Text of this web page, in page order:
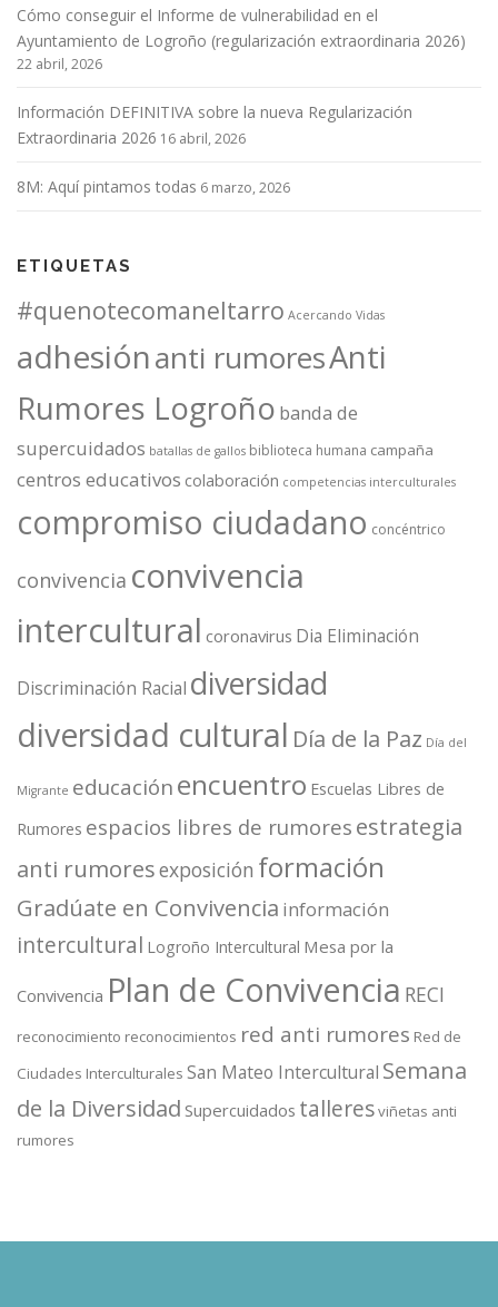
Cómo conseguir el Informe de vulnerabilidad en el
Ayuntamiento de Logroño (regularización extraordinaria 2026)
22 abril, 2026
Información DEFINITIVA sobre la nueva Regularización
Extraordinaria 2026 16 abril, 2026
8M: Aquí pintamos todas 6 marzo, 2026
ETIQUETAS
#quenotecomaneltarro Acercando Vidas
adhesiónanti rumoresAnti
Rumores Logroño banda de
supercuidados batallas de gallos biblioteca humana campaña
centros educativos colaboración competencias interculturales
compromiso ciudadano concéntrico
convivencia convivencia
intercultural coronavirus Dia Eliminación
Discriminación Racial diversidad
diversidad cultural Día de la Paz Día del
Migrante educaciónencuentro Escuelas Libres de
Rumores espacios libres de rumores estrategia
anti rumoresexposición formación
Gradúate en Convivencia información
intercultural Logroño Intercultural Mesa por la
Convivencia Plan de Convivencia RECI
reconocimiento reconocimientos red anti rumores Red de
Ciudades Interculturales San Mateo Intercultural Semana
de la Diversidad Supercuidados talleresviñetas anti
rumores